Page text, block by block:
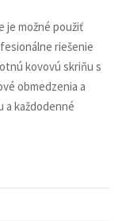
je možné použiť
riešenie
kovovú skriňu s
obmedzenia a
a každodenné